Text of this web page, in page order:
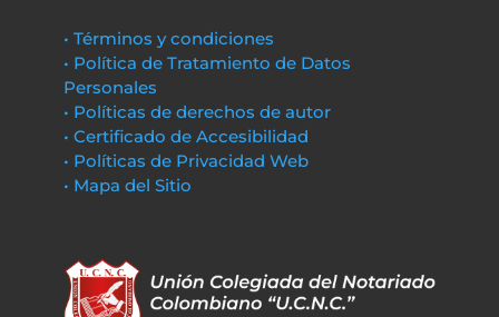
• Términos y condiciones
• Política de Tratamiento de Datos
Personales
• Políticas de derechos de autor
• Certificado de Accesibilidad
• Políticas de Privacidad Web
• Mapa del Sitio